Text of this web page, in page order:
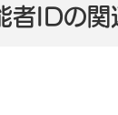
者IDの関